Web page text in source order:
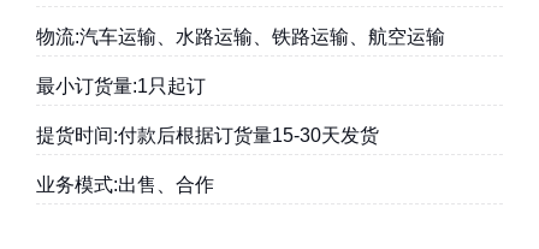
物流:汽车运输、水路运输、铁路运输、航空运输
最小订货量:1只起订
提货时间:付款后根据订货量15-30天发货
业务模式:出售、合作